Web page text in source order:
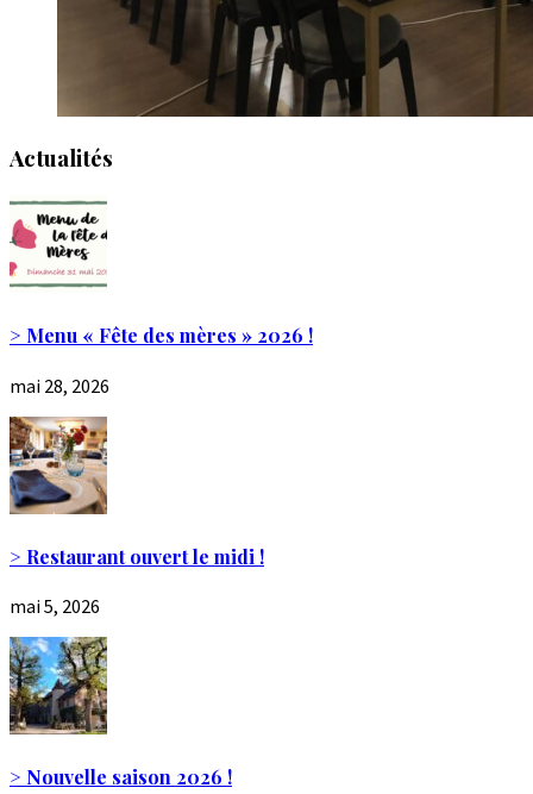
Actualités
> Menu « Fête des mères » 2026 !
mai 28, 2026
> Restaurant ouvert le midi !
mai 5, 2026
> Nouvelle saison 2026 !